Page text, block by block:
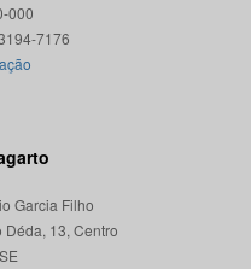
000
Garcia Filho
Déda, 13, Centro